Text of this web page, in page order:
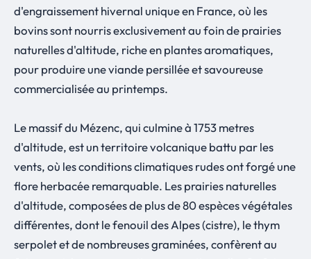
d'engraissement hivernal unique en France, où les
bovins sont nourris exclusivement au foin de prairies
naturelles d'altitude, riche en plantes aromatiques,
pour produire une viande persillée et savoureuse
commercialisée au printemps.
Le massif du Mézenc, qui culmine à 1753 metres
d'altitude, est un territoire volcanique battu par les
vents, où les conditions climatiques rudes ont forgé une
flore herbacée remarquable. Les prairies naturelles
d'altitude, composées de plus de 80 espèces végétales
différentes, dont le fenouil des Alpes (cistre), le thym
serpolet et de nombreuses graminées, confèrent au